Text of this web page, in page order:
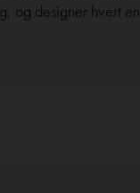
og designer hvert